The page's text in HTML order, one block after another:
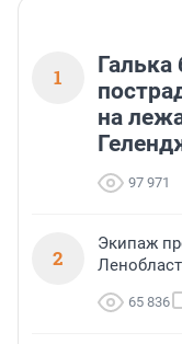
1
Галька
на
97 971
2
Экипаж
65 836